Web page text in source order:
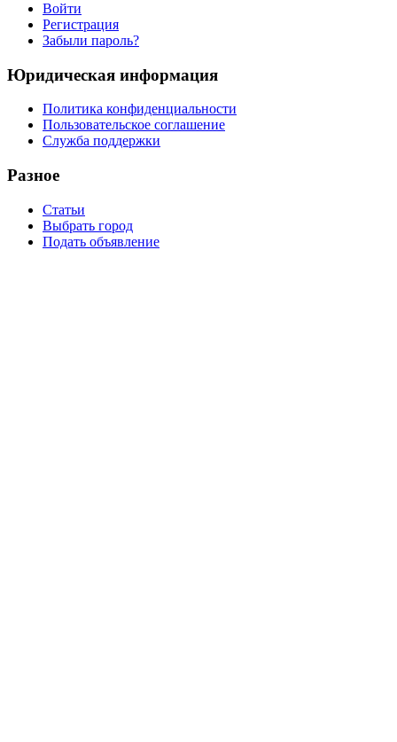
Войти
Регистрация
Забыли пароль?
Юридическая информация
Политика конфиденциальности
Пользовательское соглашение
Служба поддержки
Разное
Статьи
Выбрать город
Подать объявление